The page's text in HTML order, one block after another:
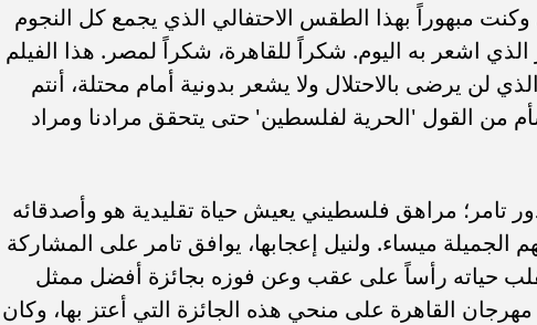
وكنت مبهوراً بهذا الطقس الاحتفالي الذي يجمع كل النجوم
اشعر به اليوم. شكراً للقاهرة، شكراً لمصر. هذا الفيلم
لن يرضى بالاحتلال ولا يشعر بدونية أمام محتلة، أنتم
من القول 'الحرية لفلسطين' حتى يتحقق مرادنا ومراد
تامر؛ مراهق فلسطيني يعيش حياة تقليدية هو وأصدقائه
الجميلة ميساء. ولنيل إعجابها، يوافق تامر على المشاركة
حياته رأساً على عقب وعن فوزه بجائزة أفضل ممثل
القاهرة على منحي هذه الجائزة التي أعتز بها، وكان